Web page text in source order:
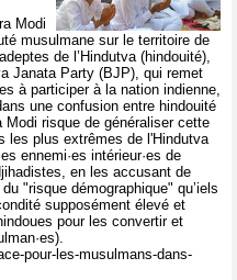
Modi
musulmane sur le territoire de
de l’Hindutva (hindouité),
Janata Party (BJP), qui remet
à participer à la nation indienne,
une confusion entre hindouité
risque de généraliser cette
les plus extrêmes de l'Hindutva
ennemi·es intérieur·es de
en les accusant de
"risque démographique" qu’iels
supposément élevé et
pour les convertir et
pour-les-musulmans-dans-